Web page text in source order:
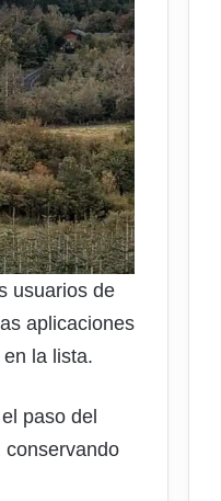
usuarios de
aplicaciones
la lista.
paso del
conservando